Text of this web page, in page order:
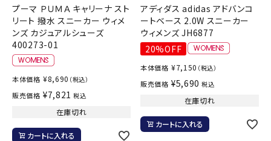
プーマ ＰＵＭＡ キャリーナ スト
リート 撥水 スニーカー ウィメ
ンズ カジュアルシューズ
400273-01
本体価格 ¥8,690 （税込）
販売価格 ¥7,821 税込
在庫切れ
カートに入れる
アディダス adidas アドバンコ
ートベース 2.0W スニーカー
ウィメンズ JH6877
20%OFF
本体価格 ¥7,150 （税込）
販売価格 ¥5,690 税込
在庫切れ
カートに入れる